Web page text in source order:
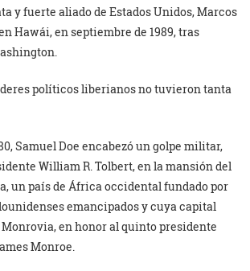
y fuerte aliado de Estados Unidos, Marcos
Hawái, en septiembre de 1989, tras
políticos liberianos no tuvieron tanta
Samuel Doe encabezó un golpe militar,
William R. Tolbert, en la mansión del
un país de África occidental fundado por
emancipados y cuya capital
en honor al quinto presidente
Monroe.